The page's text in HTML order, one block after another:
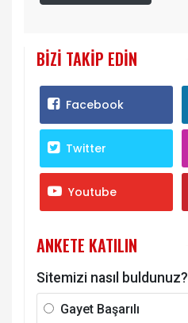
BIZI TAKIP EDIN
Facebook
Twitter
Youtube
ANKETE KATILIN
Sitemizi nasıl buldunuz?
Gayet Başarılı